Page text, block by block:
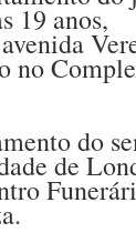
19 anos,
no
do
de